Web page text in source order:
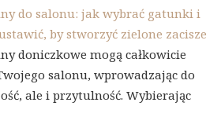
do salonu: jak wybrać gatunki i
by stworzyć zielone zacisze
doniczkowe mogą całkowicie
salonu, wprowadzając do
ale i przytulność. Wybierając